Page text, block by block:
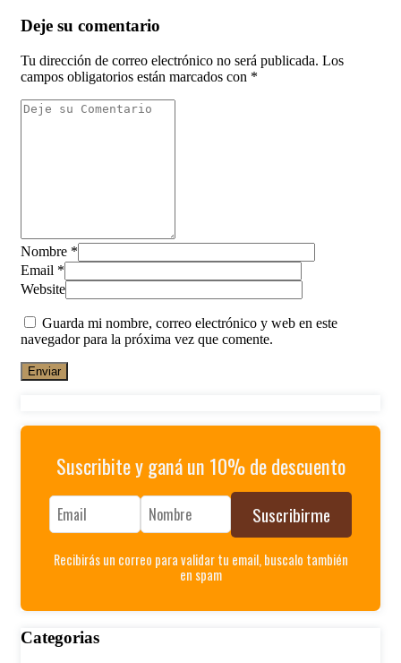
Deje su comentario
Tu dirección de correo electrónico no será publicada. Los
campos obligatorios están marcados con *
Nombre *
Email *
Website
Guarda mi nombre, correo electrónico y web en este
navegador para la próxima vez que comente.
Suscribite y ganá un 10% de descuento
Suscribirme
Recibirás un correo para validar tu email, buscalo también
en spam
Categorias